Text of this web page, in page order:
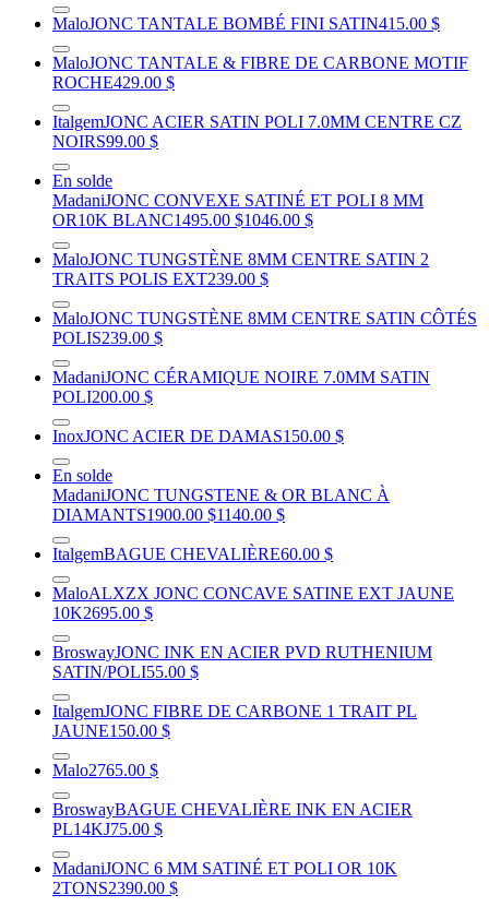
MaloJONC TANTALE BOMBÉ FINI SATIN415.00 $
MaloJONC TANTALE & FIBRE DE CARBONE MOTIF
ROCHE429.00 $
ItalgemJONC ACIER SATIN POLI 7.0MM CENTRE CZ
NOIRS99.00 $
En solde
MadaniJONC CONVEXE SATINÉ ET POLI 8 MM
OR10K BLANC1495.00 $1046.00 $
MaloJONC TUNGSTÈNE 8MM CENTRE SATIN 2
TRAITS POLIS EXT239.00 $
MaloJONC TUNGSTÈNE 8MM CENTRE SATIN CÔTÉS
POLIS239.00 $
MadaniJONC CÉRAMIQUE NOIRE 7.0MM SATIN
POLI200.00 $
InoxJONC ACIER DE DAMAS150.00 $
En solde
MadaniJONC TUNGSTENE & OR BLANC À
DIAMANTS1900.00 $1140.00 $
ItalgemBAGUE CHEVALIÈRE60.00 $
MaloALXZX JONC CONCAVE SATINE EXT JAUNE
10K2695.00 $
BroswayJONC INK EN ACIER PVD RUTHENIUM
SATIN/POLI55.00 $
ItalgemJONC FIBRE DE CARBONE 1 TRAIT PL
JAUNE150.00 $
Malo2765.00 $
BroswayBAGUE CHEVALIÈRE INK EN ACIER
PL14KJ75.00 $
MadaniJONC 6 MM SATINÉ ET POLI OR 10K
2TONS2390.00 $